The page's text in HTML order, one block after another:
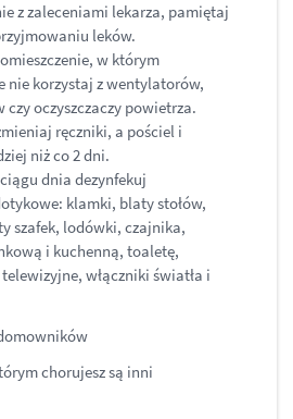
z zaleceniami lekarza, pamiętaj
leków.
w którym
nie korzystaj z wentylatorów,
oczyszczaczy powietrza.
ręczniki, a pościel i
niż co 2 dni.
dnia dezynfekuj
klamki, blaty stołów,
szafek, lodówki, czajnika,
i kuchenną, toaletę,
włączniki światła i
chorujesz są inni